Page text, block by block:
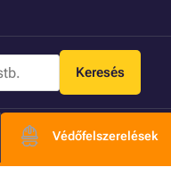
Keresés
Védőfelszerelések